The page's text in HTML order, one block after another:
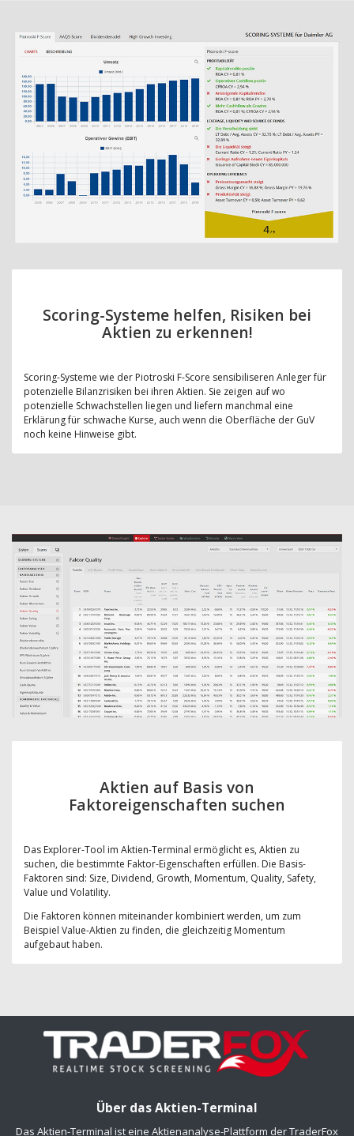
Scoring-Systeme helfen, Risiken bei
Aktien zu erkennen!
Scoring-Systeme wie der Piotroski F-Score sensibiliseren Anleger für
potenzielle Bilanzrisiken bei ihren Aktien. Sie zeigen auf wo
potenzielle Schwachstellen liegen und liefern manchmal eine
Erklärung für schwache Kurse, auch wenn die Oberfläche der GuV
noch keine Hinweise gibt.
Aktien auf Basis von
Faktoreigenschaften suchen
Das Explorer-Tool im Aktien-Terminal ermöglicht es, Aktien zu
suchen, die bestimmte Faktor-Eigenschaften erfüllen. Die Basis-
Faktoren sind: Size, Dividend, Growth, Momentum, Quality, Safety,
Value und Volatility.
Die Faktoren können miteinander kombiniert werden, um zum
Beispiel Value-Aktien zu finden, die gleichzeitig Momentum
aufgebaut haben.
Über das Aktien-Terminal
Das Aktien-Terminal ist eine Aktienanalyse-Plattform der TraderFox